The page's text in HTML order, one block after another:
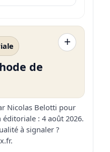
de
Nicolas Belotti pour
éditoriale : 4 août 2026.
à signaler ?
.